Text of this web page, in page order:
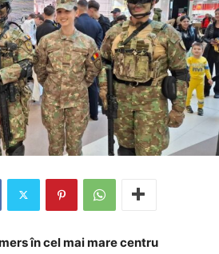
în cel mai mare centru